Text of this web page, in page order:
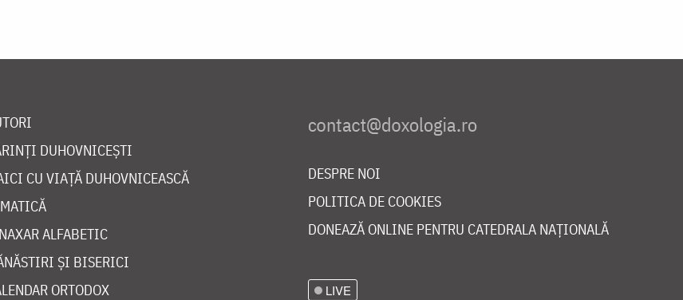
DUHOVNICEȘTI
CU VIAȚĂ DUHOVNICEASCĂ
ALFABETIC
ȘI BISERICI
ORTODOX
DESPRE NOI
POLITICA DE COOKIES
DONEAZĂ ONLINE PENTRU CATEDRALA NAȚIONALĂ
LIVE